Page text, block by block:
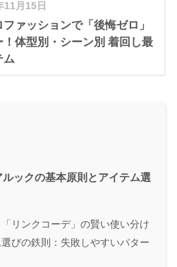
11月15日
ァッションで「後悔ゼロ」
！体型別・シーン別 着回し最
ム
ックの基本原則とアイテム選
リンクコーデ」の賢い使い分け
びの鉄則：失敗しやすいパター